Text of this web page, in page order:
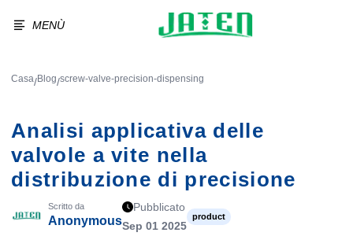
MENÙ
Casa/Blog/screw-valve-precision-dispensing
Analisi applicativa delle
valvole a vite nella
distribuzione di precisione
Scritto da
Anonymous
Pubblicato
Sep 01 2025
product